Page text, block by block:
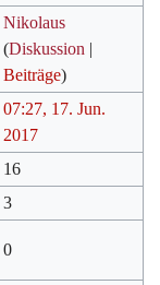
Nikolaus
(Diskussion |
Beiträge)
07:27, 17. Jun.
2017
16
3
0